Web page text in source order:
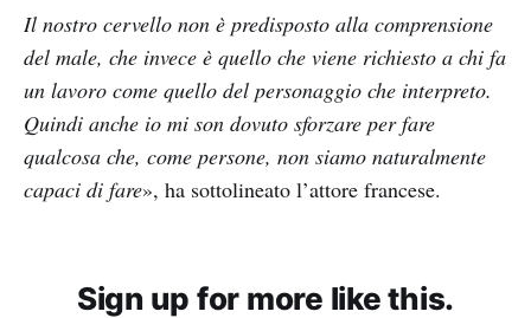
Il nostro cervello non è predisposto alla comprensione
del male, che invece è quello che viene richiesto a chi fa
un lavoro come quello del personaggio che interpreto.
Quindi anche io mi son dovuto sforzare per fare
qualcosa che, come persone, non siamo naturalmente
capaci di fare», ha sottolineato l’attore francese.
Sign up for more like this.